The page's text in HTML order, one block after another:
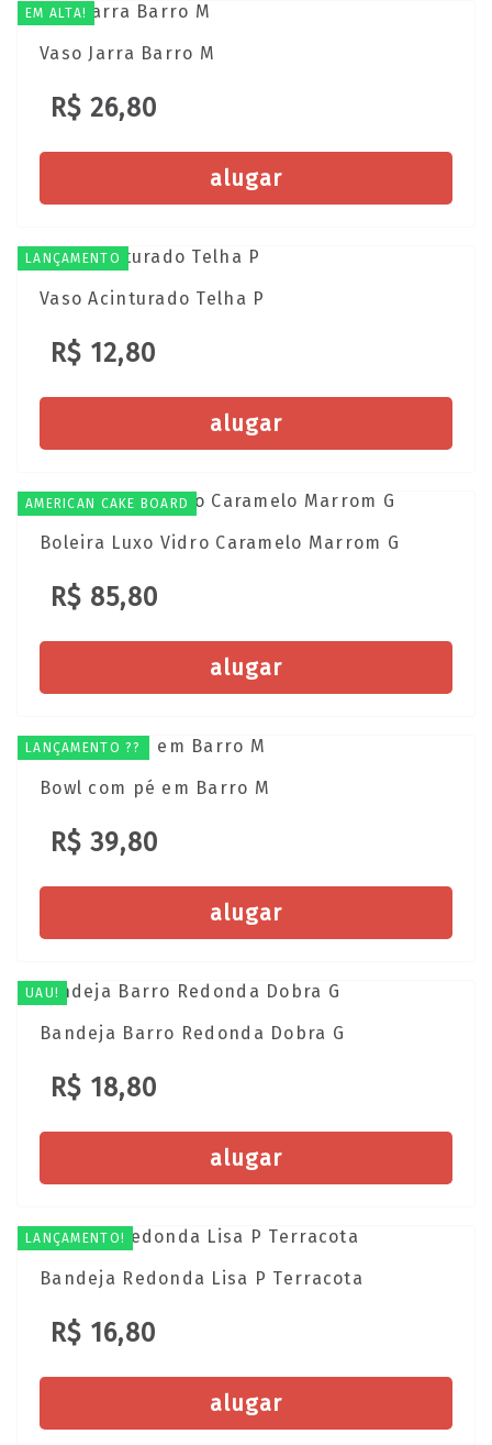
EM ALTA!
Vaso Jarra Barro M
R$ 26,80
alugar
LANÇAMENTO
Vaso Acinturado Telha P
R$ 12,80
alugar
AMERICAN CAKE BOARD
Boleira Luxo Vidro Caramelo Marrom G
R$ 85,80
alugar
LANÇAMENTO ??
Bowl com pé em Barro M
R$ 39,80
alugar
UAU!
Bandeja Barro Redonda Dobra G
R$ 18,80
alugar
LANÇAMENTO!
Bandeja Redonda Lisa P Terracota
R$ 16,80
alugar